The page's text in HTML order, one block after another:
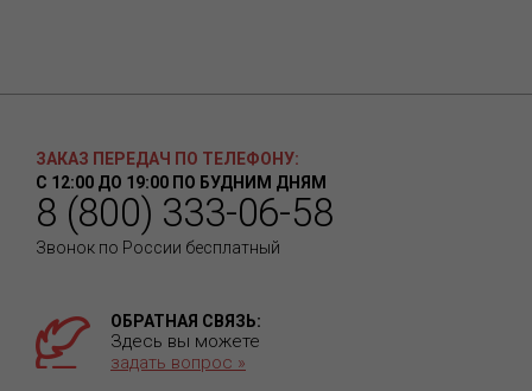
ЗАКАЗ ПЕРЕДАЧ ПО ТЕЛЕФОНУ:
С 12:00 ДО 19:00 ПО БУДНИМ ДНЯМ
8 (800) 333-06-58
Звонок по России бесплатный
ОБРАТНАЯ СВЯЗЬ:
Здесь вы можете
задать вопрос »